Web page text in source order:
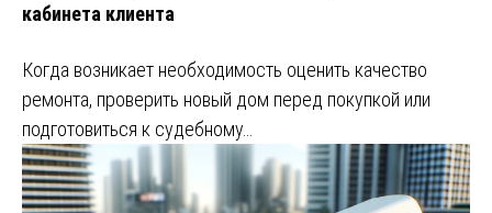
кабинета клиента
Когда возникает необходимость оценить качество
ремонта, проверить новый дом перед покупкой или
подготовиться к судебному…